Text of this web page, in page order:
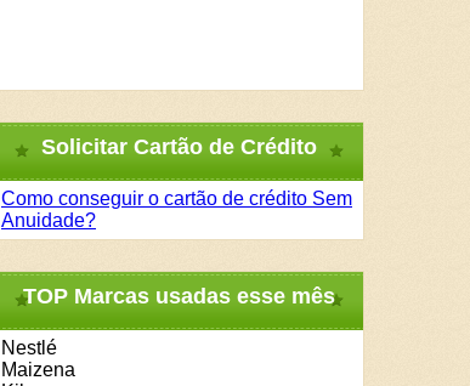
Solicitar Cartão de Crédito
Como conseguir o cartão de crédito Sem
Anuidade?
TOP Marcas usadas esse mês
Nestlé
Maizena